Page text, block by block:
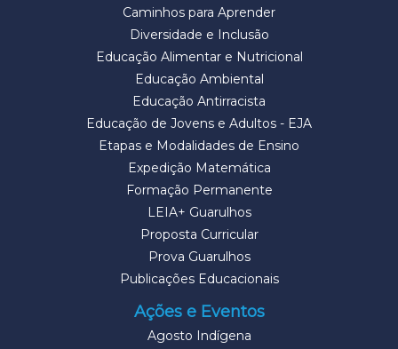
Caminhos para Aprender
Diversidade e Inclusão
Educação Alimentar e Nutricional
Educação Ambiental
Educação Antirracista
Educação de Jovens e Adultos - EJA
Etapas e Modalidades de Ensino
Expedição Matemática
Formação Permanente
LEIA+ Guarulhos
Proposta Curricular
Prova Guarulhos
Publicações Educacionais
Ações e Eventos
Agosto Indígena